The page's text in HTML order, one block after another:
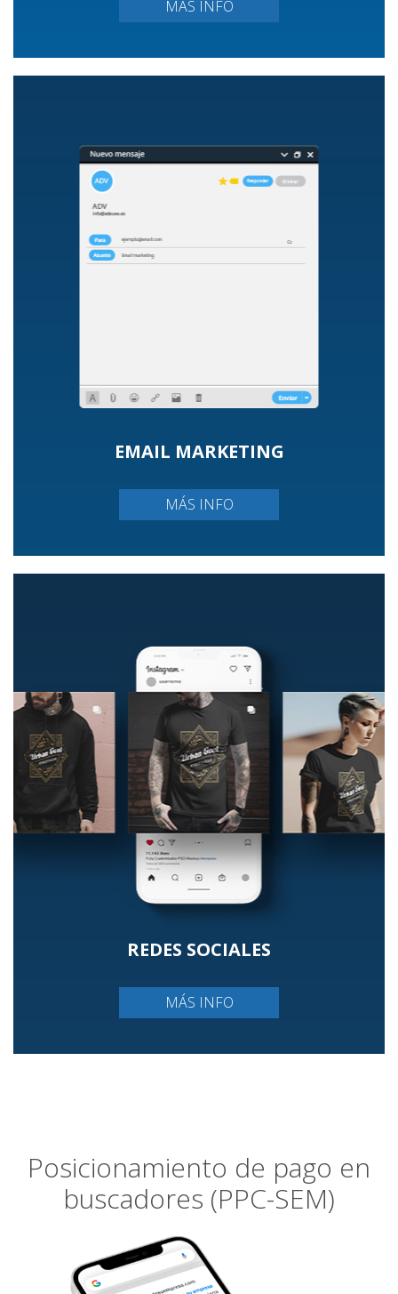
MÁS INFO
EMAIL MARKETING
MÁS INFO
REDES SOCIALES
MÁS INFO
Posicionamiento de pago en
buscadores (PPC-SEM)